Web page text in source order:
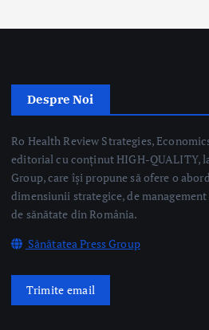
Ro Health Review Strategies,
Group, care își propune să ofere o
dimensiunii strategice, de management
de sănătate din România.
Sănătatea Press Group
Trimite email